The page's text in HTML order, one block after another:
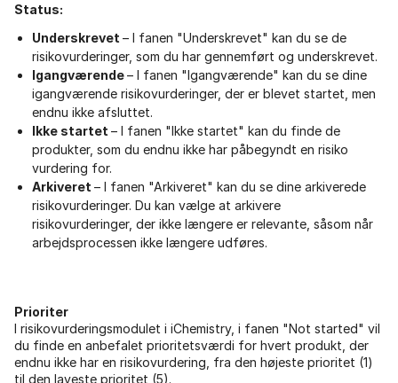
Status:
Underskrevet – I fanen "Underskrevet" kan du se de
risikovurderinger, som du har gennemført og underskrevet.
Igangværende– I fanen "Igangværende" kan du se dine
igangværende risikovurderinger, der er blevet startet, men
endnu ikke afsluttet.
Ikke startet – I fanen "Ikke startet" kan du finde de
produkter, som du endnu ikke har påbegyndt en risiko
vurdering for.
Arkiveret – I fanen "Arkiveret" kan du se dine arkiverede
risikovurderinger. Du kan vælge at arkivere
risikovurderinger, der ikke længere er relevante, såsom når
arbejdsprocessen ikke længere udføres.
Prioriter
I risikovurderingsmodulet i iChemistry, i fanen "Not started" vil
du finde en anbefalet prioritetsværdi for hvert produkt, der
endnu ikke har en risikovurdering, fra den højeste prioritet (1)
til den laveste prioritet (5).